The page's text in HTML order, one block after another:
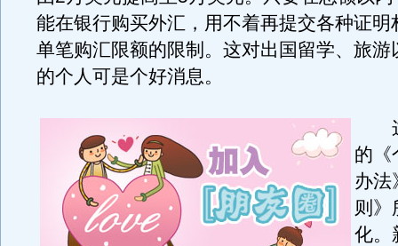
能在银行购买外汇，用不着再提交各种证明
单笔购汇限额的限制。这对出国留学、旅游
的个人可是个好消息。
这
的《
办法
则》
化。